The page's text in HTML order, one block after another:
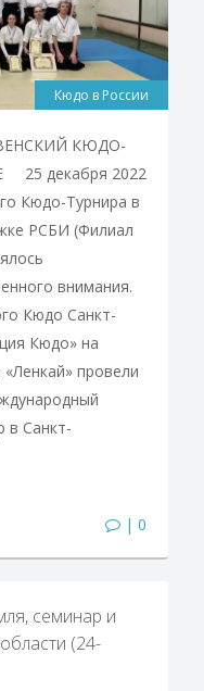
Кюдо в России
КЮДО-
25 декабря 2022
Кюдо-Турнира в
РСБИ (Филиал
внимания.
Кюдо Санкт-
Кюдо» на
провели
в Санкт-
| 0
семинар и
(24-